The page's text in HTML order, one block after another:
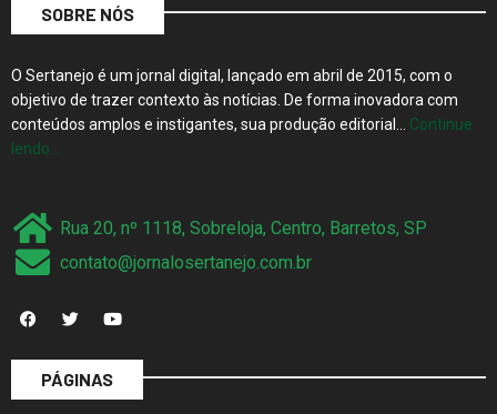
SOBRE NÓS
O Sertanejo é um jornal digital, lançado em abril de 2015, com o
objetivo de trazer contexto às notícias. De forma inovadora com
conteúdos amplos e instigantes, sua produção editorial… Continue
lendo…
Rua 20, nº 1118, Sobreloja, Centro, Barretos, SP
contato@jornalosertanejo.com.br
PÁGINAS